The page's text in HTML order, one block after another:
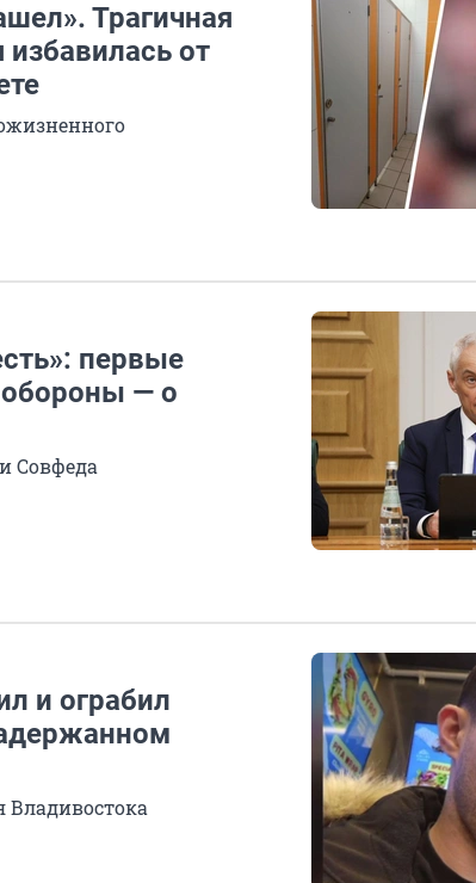
Трагичная
от
первые
обороны — о
Совфеда
и ограбил
Владивостока